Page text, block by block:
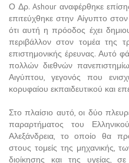
Ο Δρ. Ashour αναφέρθηκε
επιτεύχθηκε στην Αίγυπτο
ότι αυτή η πρόοδος έχει
περιβάλλον στον τομέα της
επιστημονικής έρευνας. Αυτό
πολλών διεθνών
Αιγύπτου, γεγονός που
κορυφαίου εκπαιδευτικού και
Στο πλαίσιο αυτό, οι δύο
παραρτήματος του
Αλεξάνδρεια, το οποίο θα
στους τομείς της μηχανικής,
διοίκησης και της υγείας,